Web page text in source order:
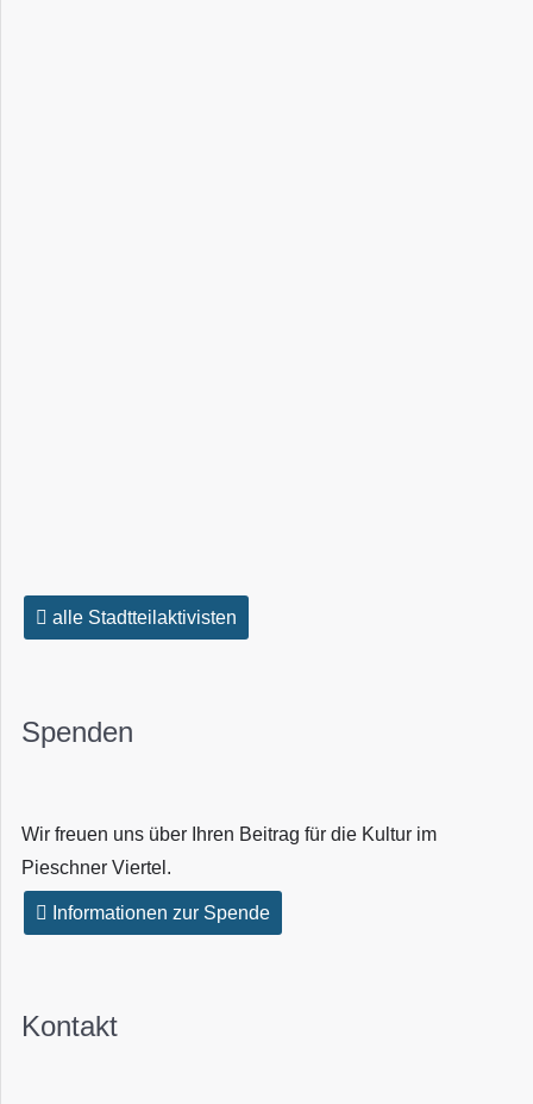
alle Stadtteilaktivisten
Spenden
Wir freuen uns über Ihren Beitrag für die Kultur im
Pieschner Viertel.
Informationen zur Spende
Kontakt